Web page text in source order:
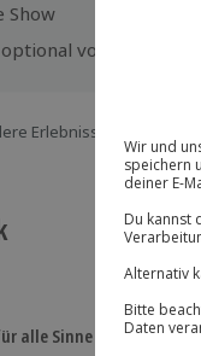
Show
vor Ort gegen
Erlebnisse bei der
alle Sinne